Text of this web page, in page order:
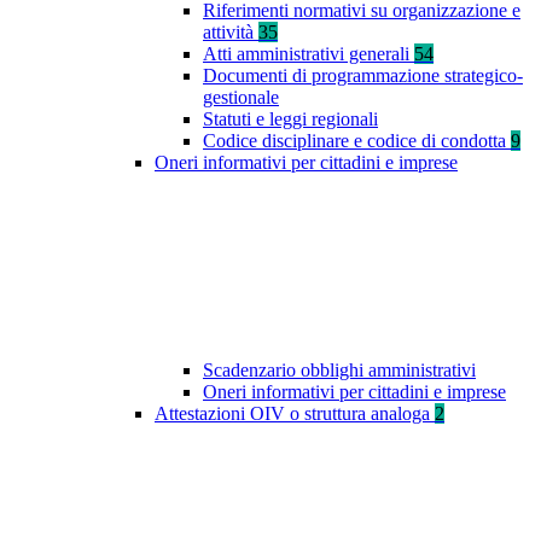
Riferimenti normativi su organizzazione e
attività 35
Atti amministrativi generali 54
Documenti di programmazione strategico-
gestionale
Statuti e leggi regionali
Codice disciplinare e codice di condotta 9
Oneri informativi per cittadini e imprese
Scadenzario obblighi amministrativi
Oneri informativi per cittadini e imprese
Attestazioni OIV o struttura analoga 2